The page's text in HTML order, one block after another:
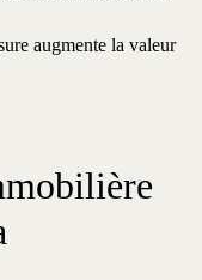
augmente la valeur